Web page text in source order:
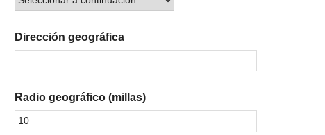
Dirección geográfica
Radio geográfico (millas)